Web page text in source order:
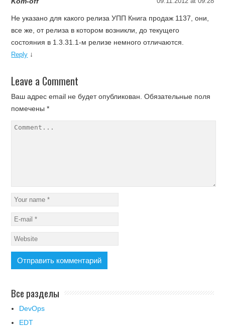
Не указано для какого релиза УПП Книга продаж 1137, они,
все же, от релиза в котором возникли, до текущего
состояния в 1.3.31.1-м релизе немного отличаются.
Reply ↓
Leave a Comment
Ваш адрес email не будет опубликован. Обязательные поля
помечены*
Все разделы
DevOps
EDT